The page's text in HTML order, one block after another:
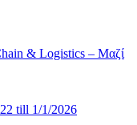
& Logistics – Μαζί